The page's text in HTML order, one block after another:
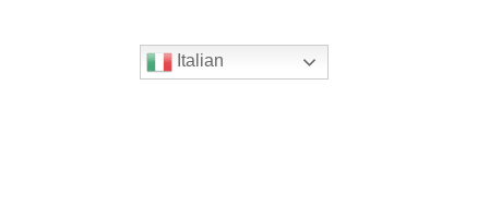
Italian